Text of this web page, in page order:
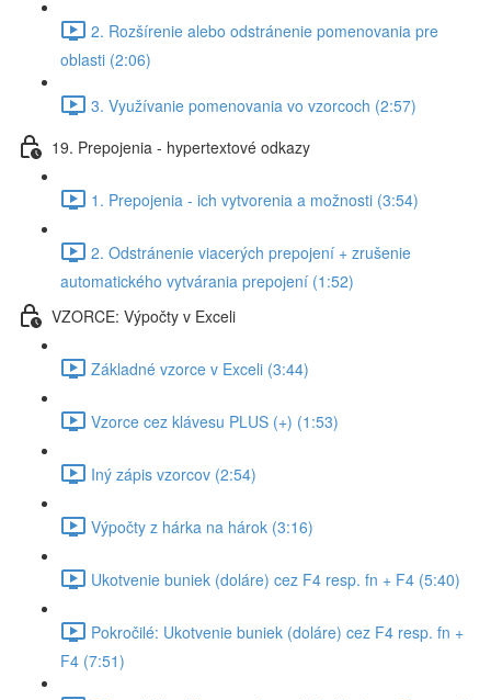
2. Rozšírenie alebo odstránenie pomenovania pre
oblasti (2:06)
3. Využívanie pomenovania vo vzorcoch (2:57)
19. Prepojenia - hypertextové odkazy
1. Prepojenia - ich vytvorenia a možnosti (3:54)
2. Odstránenie viacerých prepojení + zrušenie
automatického vytvárania prepojení (1:52)
VZORCE: Výpočty v Exceli
Základné vzorce v Exceli (3:44)
Vzorce cez klávesu PLUS (+) (1:53)
Iný zápis vzorcov (2:54)
Výpočty z hárka na hárok (3:16)
Ukotvenie buniek (doláre) cez F4 resp. fn + F4 (5:40)
Pokročilé: Ukotvenie buniek (doláre) cez F4 resp. fn +
F4 (7:51)